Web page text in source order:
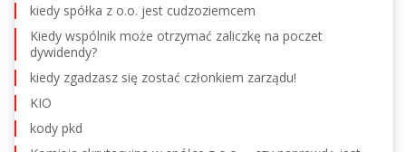
kiedy spółka z o.o. jest cudzoziemcem
Kiedy wspólnik może otrzymać zaliczkę na poczet
dywidendy?
kiedy zgadzasz się zostać członkiem zarządu!
KIO
kody pkd